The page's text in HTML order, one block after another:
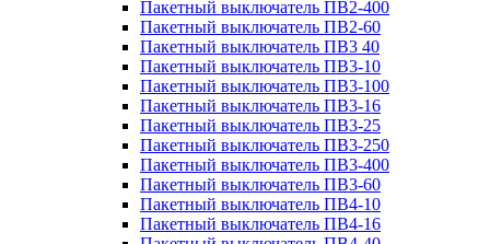
Пакетный выключатель ПВ2-400
Пакетный выключатель ПВ2-60
Пакетный выключатель ПВ3 40
Пакетный выключатель ПВ3-10
Пакетный выключатель ПВ3-100
Пакетный выключатель ПВ3-16
Пакетный выключатель ПВ3-25
Пакетный выключатель ПВ3-250
Пакетный выключатель ПВ3-400
Пакетный выключатель ПВ3-60
Пакетный выключатель ПВ4-10
Пакетный выключатель ПВ4-16